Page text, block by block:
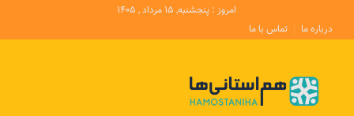
امروز : پنجشنبه, ۱۵ مرداد , ۱۴۰۵
درباره ما
تماس با ما